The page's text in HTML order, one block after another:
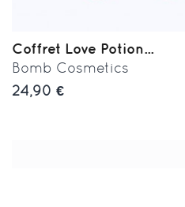
Coffret Love Potion...
Bomb Cosmetics
24,90 €